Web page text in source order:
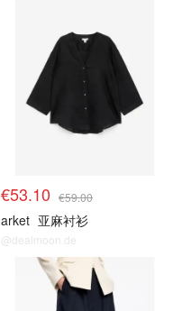
€53.10 €59.00
arket 亚麻衬衫
@dealmoon.de